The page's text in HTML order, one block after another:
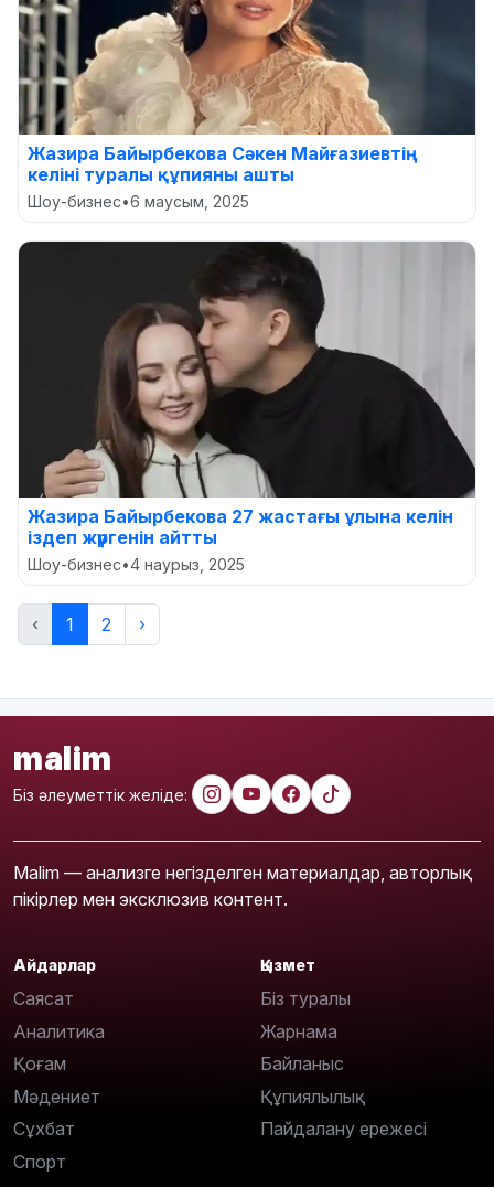
Жазира Байырбекова Сәкен Майғазиевтің
келіні туралы құпияны ашты
Шоу-бизнес•6 маусым, 2025
Жазира Байырбекова 27 жастағы ұлына келін
іздеп жүргенін айтты
Шоу-бизнес•4 наурыз, 2025
‹ 1 2 ›
malim
Біз әлеуметтік желіде:
Malim — анализге негізделген материалдар, авторлық
пікірлер мен эксклюзив контент.
Айдарлар
Саясат
Аналитика
Қоғам
Мәдениет
Сұхбат
Спорт
Қызмет
Біз туралы
Жарнама
Байланыс
Құпиялылық
Пайдалану ережесі